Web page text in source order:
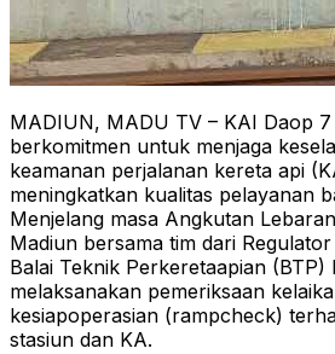
MADIUN, MADU TV – KAI Daop
berkomitmen untuk menjaga
keamanan perjalanan kereta api
meningkatkan kualitas pelayanan
Menjelang masa Angkutan
Madiun bersama tim dari
Balai Teknik Perkeretaapian (BTP)
melaksanakan pemeriksaan
kesiapoperasian (rampcheck)
stasiun dan KA.